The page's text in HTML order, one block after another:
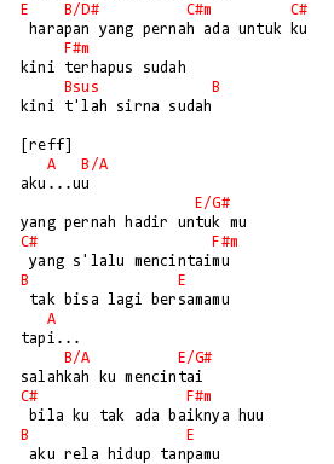
E
B/ D# C#m
C#
F#m
kini terhapus sudah
Bsus
B
kini t'lah sirna sudah
[reff]
A
B/A
aku...uu
E/G#
C#
F#m
B
E
A
tapi...
B/A E/G#
C#
F#m
B
E